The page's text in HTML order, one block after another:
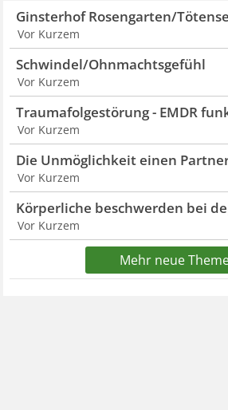
Ginsterhof Rosengarten/
Vor Kurzem
Schwindel/Ohnmachtsgefühl
Vor Kurzem
Traumafolgestörung - EMDR
Vor Kurzem
Die Unmöglichkeit einen
Vor Kurzem
Körperliche beschwerden bei
Vor Kurzem
Mehr neue